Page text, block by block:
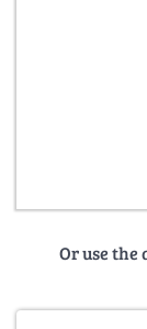
Or use